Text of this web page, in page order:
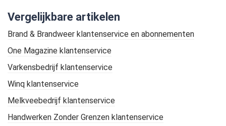
Vergelijkbare artikelen
Brand & Brandweer klantenservice en abonnementen
One Magazine klantenservice
Varkensbedrijf klantenservice
Winq klantenservice
Melkveebedrijf klantenservice
Handwerken Zonder Grenzen klantenservice